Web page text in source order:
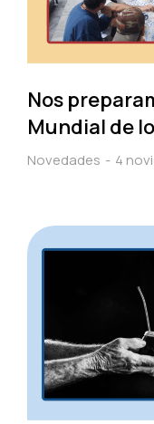
Nos
Mundial de
Novedades 4